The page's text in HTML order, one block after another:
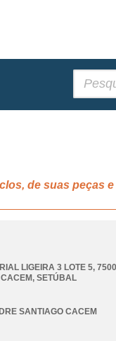
de suas peças
LIGEIRA 3 LOTE 5,
, SETÚBAL
SANTIAGO CACEM